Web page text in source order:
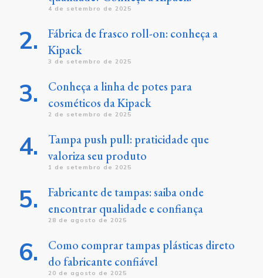
4 de setembro de 2025
Fábrica de frasco roll-on: conheça a
Kipack
3 de setembro de 2025
Conheça a linha de potes para
cosméticos da Kipack
2 de setembro de 2025
Tampa push pull: praticidade que
valoriza seu produto
1 de setembro de 2025
Fabricante de tampas: saiba onde
encontrar qualidade e confiança
28 de agosto de 2025
Como comprar tampas plásticas direto
do fabricante confiável
20 de agosto de 2025